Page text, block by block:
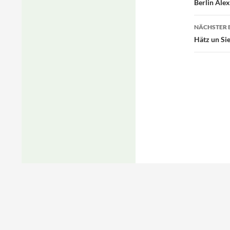
Berlin
NÄCHSTER
Hätz un